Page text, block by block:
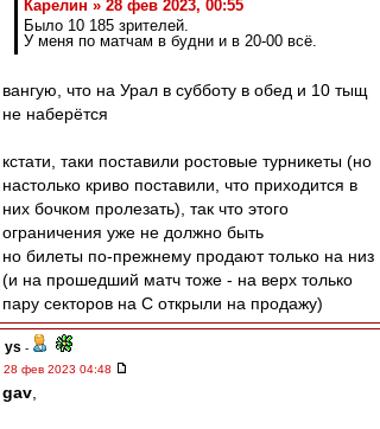
Карелин » 28 фев 2023, 00:55
Было 10 185 зрителей.
У меня по матчам в будни и в 20-00 всё.
вангую, что на Урал в субботу в обед и 10 тыщ
не наберётся
кстати, таки поставили ростовые турникеты (но
настолько криво поставили, что приходится в
них бочком пролезать), так что этого
ограничения уже не должно быть
но билеты по-прежнему продают только на низ
(и на прошедший матч тоже - на верх только
пару секторов на С открыли на продажу)
ys -
28 фев 2023 04:48
gav